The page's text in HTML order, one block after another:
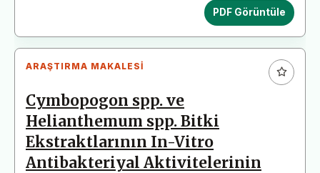
PDF Görüntüle
ARAŞTIRMA MAKALESI
Cymbopogon spp. ve
Helianthemum spp. Bitki
Ekstraktlarının In-Vitro
Antibakteriyal Aktivitelerinin